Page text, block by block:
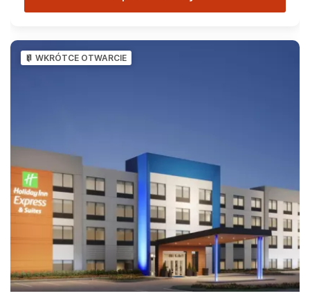
WKRÓTCE OTWARCIE